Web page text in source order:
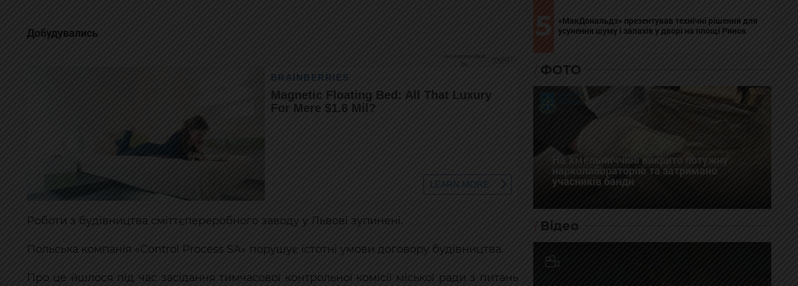
Добудувались
Роботи з будівництва сміттєпереробного заводу у Львові зупинені.
Польська компанія «Control Process SA» порушує істотні умови договору будівництва.
Про це йшлося під час засідання тимчасової контрольної комісії міської ради з питань
5
«МакДональдз» презентував технічні рішення для
усунення шуму і запахів у дворі на площі Ринок
ФОТО
На Хмельниччині викрито потужну
нарколабораторію та затримано
учасників банди
Відео